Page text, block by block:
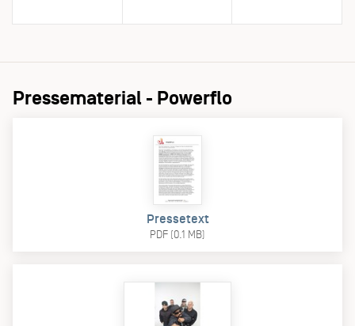
Pressematerial - Powerflo
Pressetext
PDF (0.1 MB)